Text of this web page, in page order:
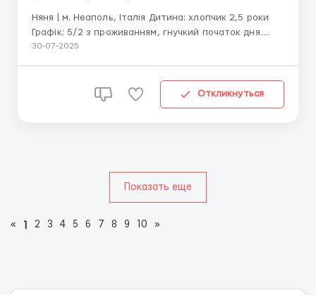
Няня | м. Неаполь, Італія Дитина: хлопчик 2,5 роки
Графік: 5/2 з проживанням, гнучкий початок дня
Контракт: постійна робота, з відпустками
гігієною &nbs...
30-07-2025
Откликнуться
Показать еще
« 2 3 4 5 6 7 8 9 10 »